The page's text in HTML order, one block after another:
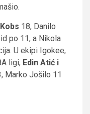
18, Danilo
po 11, a Nikola
U ekipi Igokee,
ligi, Edin Atić i
Marko Jošilo 11